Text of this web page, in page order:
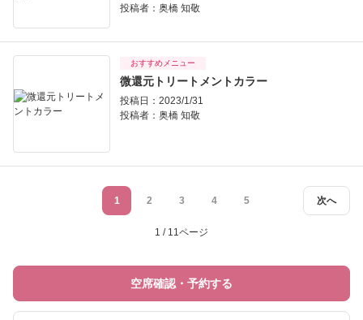
投稿者： 奥橋 知敬
おすすめメニュー
微還元トリートメントカラー
投稿日：2023/1/31
投稿者： 奥橋 知敬
次へ
1 2 3 4 5
1 / 11ページ
空席確認・予約する